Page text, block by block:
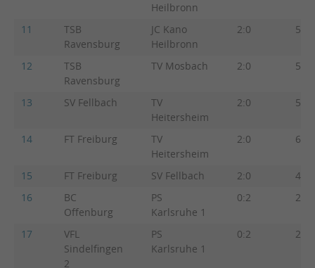
Heilbronn
11
TSB
Ravensburg
JC Kano
Heilbronn
2:0 5:2
12
TSB
Ravensburg
TV Mosbach 2:0 5:2
13 SV Fellbach
TV
Heitersheim
2:0 5:2
14 FT Freiburg
TV
Heitersheim
2:0 6:1
15 FT Freiburg SV Fellbach 2:0
4:3
16
BC
Offenburg
PS
Karlsruhe 1
0:2 2:5
17
VFL
Sindelfingen
2
PS
Karlsruhe 1
0:2 2:5